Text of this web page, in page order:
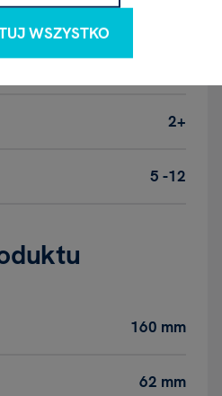
2+
5 -12
160 mm
62 mm
WSZYSTKO